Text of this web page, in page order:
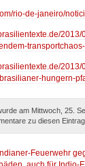
rio-de-janeiro/
hungern-
am Mittwoch, 25.
zu diesen
Feuerwehr